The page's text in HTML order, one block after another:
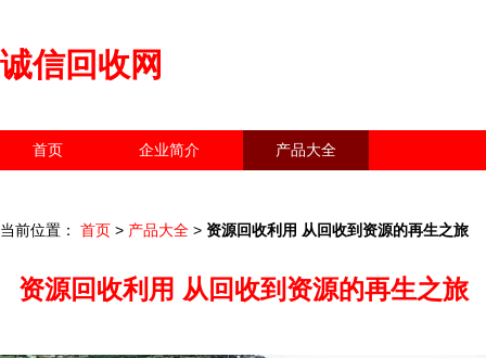
诚信回收网
首页 企业简介 产品大全
当前位置： 首页 > 产品大全 > 资源回收利用 从回收到资源的再生之旅
资源回收利用 从回收到资源的再生之旅